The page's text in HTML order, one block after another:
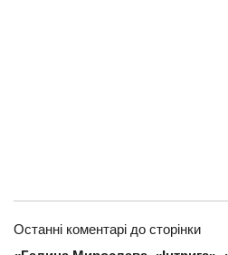
Останні коментарі до сторінки